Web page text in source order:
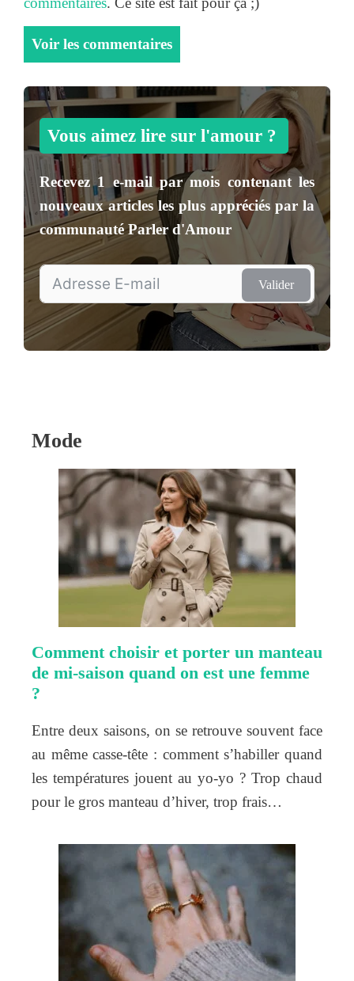
Voir les commentaires
Vous aimez lire sur l'amour ?
Recevez1 e-mail par mois contenant les
nouveaux articles les plus appréciés par la
communautéParler d'Amour
Valider
Mode
Comment choisir et porter un manteau
de mi-saison quand on est une femme
?
Entre deux saisons, on se retrouve souvent face
au même casse-tête : comment s’habiller quand
les températures jouent au yo-yo ? Trop chaud
pour le gros manteau d’hiver, trop frais…